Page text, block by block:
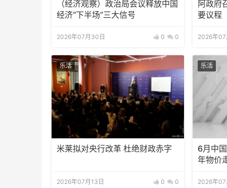
（经济观察）政治局会议释放中国
经济“下半场”三大信号
2026年07月30日 0 0
阿政府
要议程
2026年07
乐活
米莱拟对央行改革 杜绝财政赤字
2026年07月13日 0 0
乐活
6月中
年物价
2026年07